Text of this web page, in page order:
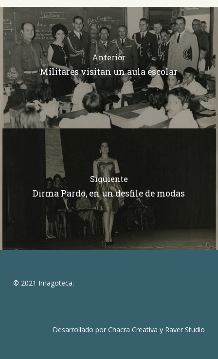
Anterior
Militares visitan un aula escolar
Siguiente
Dirma Pardo, en un desfile de modas
© 2021 Imagoteca.
Desarrollado porChacra Creativa y Raver Studio